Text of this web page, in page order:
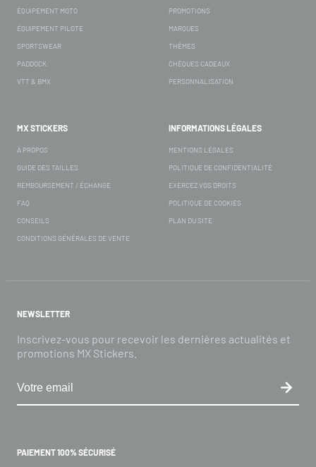
ÉQUIPEMENT MOTO
ÉQUIPEMENT PILOTE
SPORTSWEAR
PADDOCK
VTT & BMX
PROMOTIONS
MARQUES
THÈMES
CHÈQUES CADEAUX
PERSONNALISATION
MX STICKERS
À PROPOS
GUIDE DES TAILLES
REMBOURSEMENT / ÉCHANGE
FAQ
CONSEILS
CONDITIONS GÉNÉRALES DE VENTE
INFORMATIONS LÉGALES
MENTIONS LÉGALES
POLITIQUE DE CONFIDENTIALITÉ
EXERCEZ VOS DROITS
POLITIQUE DE COOKIES
PLAN DU SITE
NEWSLETTER
Inscrivez-vous pour recevoir les dernières actualités et
promotions MX Stickers.
PAIEMENT 100% SÉCURISÉ